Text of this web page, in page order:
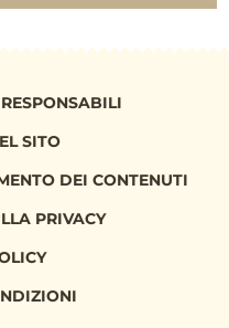
SITO
DEI CONTENUTI
PRIVACY